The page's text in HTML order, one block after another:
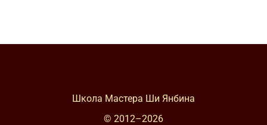
Школа Мастера Ши Янбина
© 2012–2026